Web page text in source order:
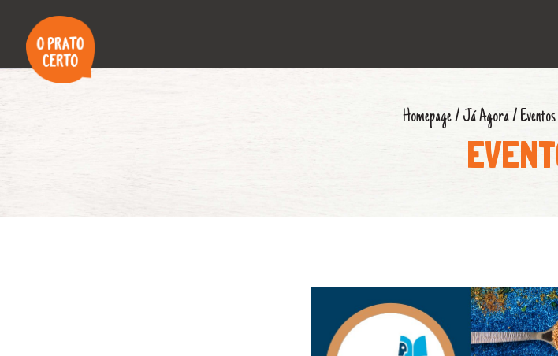
Homepage/ Já Agora/ Eventos